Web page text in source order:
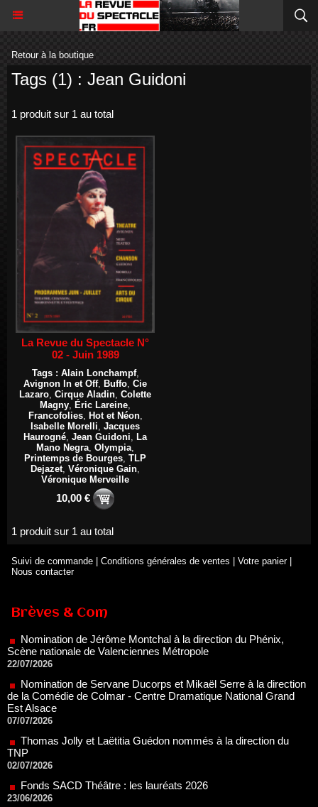
Retour à la boutique
Tags (1) : Jean Guidoni
1 produit sur 1 au total
La Revue du Spectacle N°
02 - Juin 1989
Tags : Alain Lonchampf,
Avignon In et Off, Buffo, Cie
Lazaro, Cirque Aladin, Colette
Magny, Éric Lareine,
Francofolies, Hot et Néon,
Isabelle Morelli, Jacques
Haurogné, Jean Guidoni, La
Mano Negra, Olympia,
Printemps de Bourges, TLP
Dejazet, Véronique Gain,
Véronique Merveille
10,00 €
1 produit sur 1 au total
Suivi de commande Conditions générales de ventes Votre panier
Nous contacter
Brèves & Com
Renouvellement de Rachid Ouramdane à la tête de Chaillot-
Théâtre national de la danse
Nomination de Jérôme Montchal à la direction du Phénix,
Scène nationale de Valenciennes Métropole
22/07/2026
Nomination de Servane Ducorps et Mikaël Serre à la direction
de la Comédie de Colmar - Centre Dramatique National Grand
Est Alsace
07/07/2026
Thomas Jolly et Laëtitia Guédon nommés à la direction du
TNP
02/07/2026
Fonds SACD Théâtre : les lauréats 2026
23/06/2026
Dispositif ARTCENA Écrire pour le cirque, les lauréats 2026 !
20/06/2026